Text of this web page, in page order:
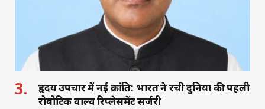
k
हृदय उपचार में नई क्रांति: भारत ने रची दुनिया की पहली
रोबोटिक वाल्व रिप्लेसमेंट सर्जरी